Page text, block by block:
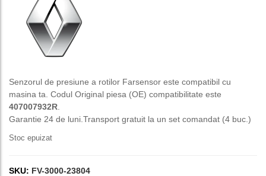
a
fost:
250,00 lei.
Senzorul de presiune a rotilor Farsensor este compatibil cu
masina ta. Codul Original piesa (OE) compatibilitate este
407007932R
Garantie 24 de luni.Transport gratuit la un set comandat (4 buc.)
Stoc epuizat
SKU: FV-3000-23804